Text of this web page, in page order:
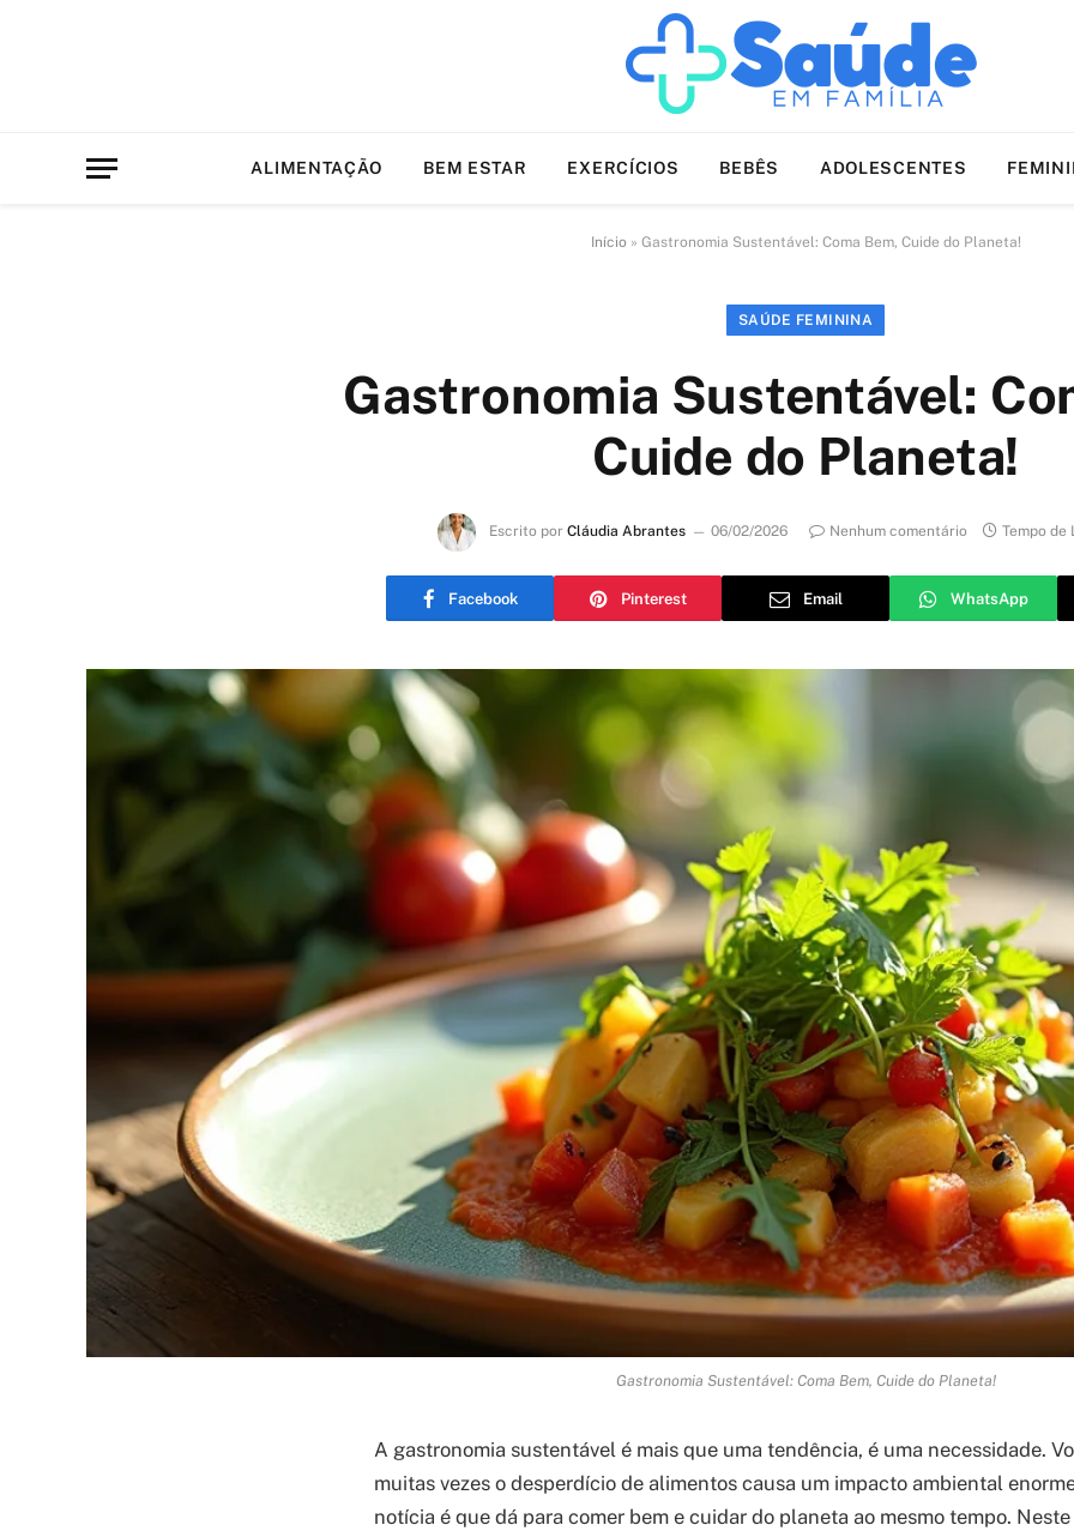
ALIMENTAÇÃO BEM ESTAR EXERCÍCIOS BEBÊS ADOLESCENTES
Início » Gastronomia Sustentável: Coma Bem, Cuide do Planeta!
SAÚDE FEMININA
Gastronomia Sustentável:
Cuide do Planeta!
Escrito por Cláudia Abrantes 06/02/2026 Nenhum comentário Tempo de
Facebook Pinterest Email WhatsApp
Gastronomia Sustentável: Coma Bem, Cuide do Planeta!
A gastronomia sustentável é mais que uma tendência, é uma necessidade.
muitas vezes o desperdício de alimentos causa um impacto ambiental
notícia é que dá para comer bem e cuidar do planeta ao mesmo tempo.